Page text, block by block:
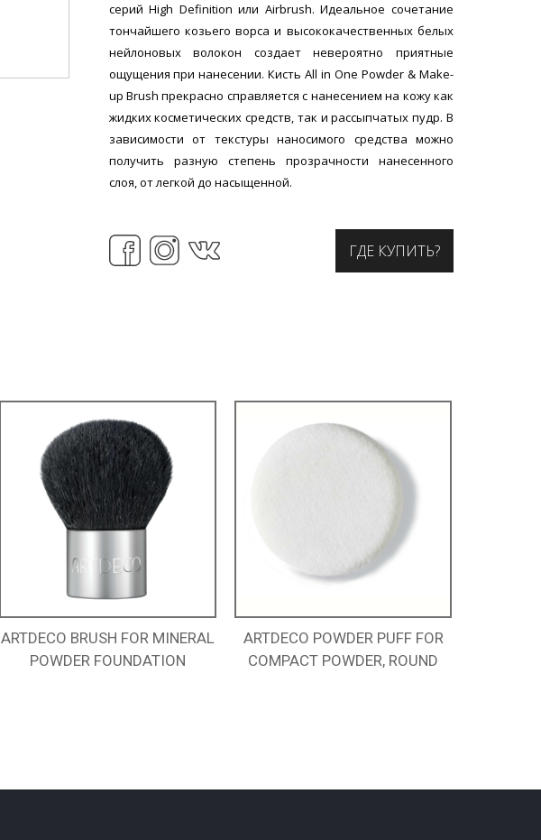
серий High Definition или Airbrush. Идеальное сочетание
тончайшего козьего ворса и высококачественных белых
нейлоновых волокон создает невероятно приятные
ощущения при нанесении. Кисть All in One Powder & Make-
up Brush прекрасно справляется с нанесением на кожу как
жидких косметических средств, так и рассыпчатых пудр. В
зависимости от текстуры наносимого средства можно
получить разную степень прозрачности нанесенного
слоя, от легкой до насыщенной.
ГДЕ КУПИТЬ?
ARTDECO BRUSH FOR MINERAL
POWDER FOUNDATION
ARTDECO POWDER PUFF FOR
COMPACT POWDER, ROUND